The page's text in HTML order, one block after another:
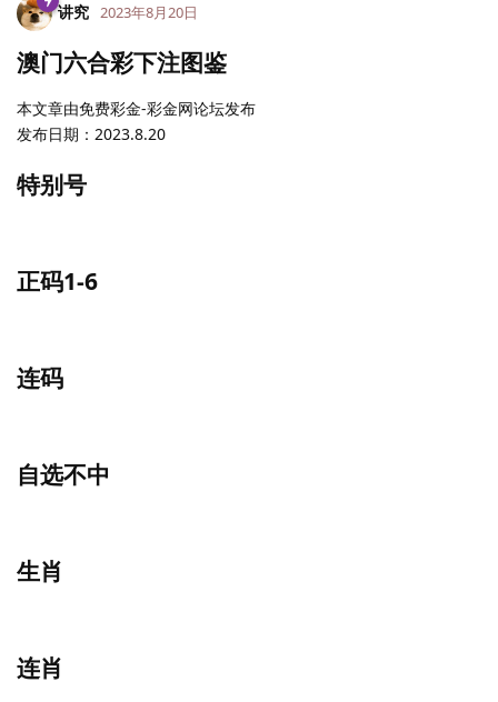
讲究 2023年8月20日
澳门六合彩下注图鉴
本文章由免费彩金-彩金网论坛发布
发布日期：2023.8.20
特别号
正码1-6
连码
自选不中
生肖
连肖